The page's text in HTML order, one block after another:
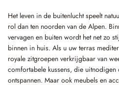
Het leven in de buitenlucht speelt
rol dan ten noorden van de Alpen.
vervagen en buiten wordt het net zo
binnen in huis. Als u uw terras
royale zitgroepen verkrijgbaar van
comfortabele kussens, die uitnodigen
ontspannen. Maar ook meubels en